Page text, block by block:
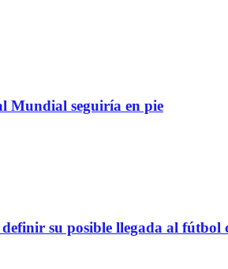
Mundial seguiría en pie
su posible llegada al fútbol